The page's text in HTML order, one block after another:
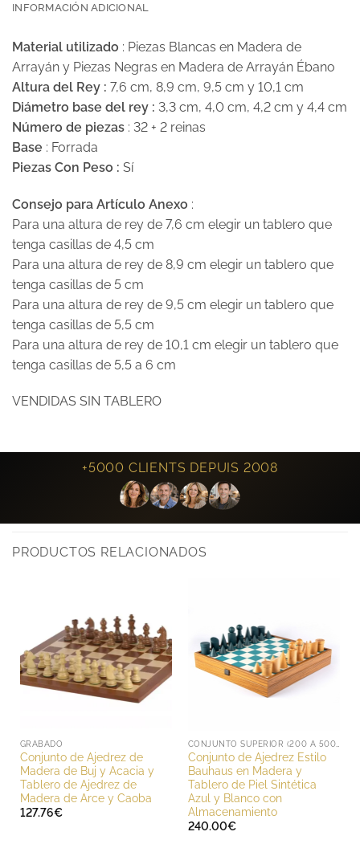
INFORMACIÓN ADICIONAL
Material utilizado : Piezas Blancas en Madera de
Arrayán y Piezas Negras en Madera de Arrayán Ébano
Altura del Rey : 7,6 cm, 8,9 cm, 9,5 cm y 10,1 cm
Diámetro base del rey : 3,3 cm, 4,0 cm, 4,2 cm y 4,4 cm
Número de piezas : 32 + 2 reinas
Base : Forrada
Piezas Con Peso : Sí
Consejo para Artículo Anexo :
Para una altura de rey de 7,6 cm elegir un tablero que
tenga casillas de 4,5 cm
Para una altura de rey de 8,9 cm elegir un tablero que
tenga casillas de 5 cm
Para una altura de rey de 9,5 cm elegir un tablero que
tenga casillas de 5,5 cm
Para una altura de rey de 10,1 cm elegir un tablero que
tenga casillas de 5,5 a 6 cm
VENDIDAS SIN TABLERO
+5000 CLIENTS DEPUIS 2008
PRODUCTOS RELACIONADOS
GRABADO
Conjunto de Ajedrez de
Madera de Buj y Acacia y
Tablero de Ajedrez de
Madera de Arce y Caoba
127.76€
Conjunto de Ajedrez Estilo
Bauhaus en Madera y
Tablero de Piel Sintética
Azul y Blanco con
Almacenamiento
240.00€